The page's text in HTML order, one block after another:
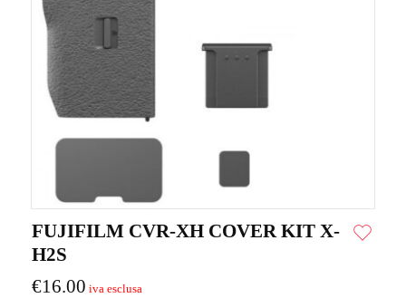
FUJIFILM CVR-XH COVER KIT X-
H2S
€16.00